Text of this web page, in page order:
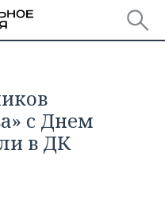
с Днем
в ДК